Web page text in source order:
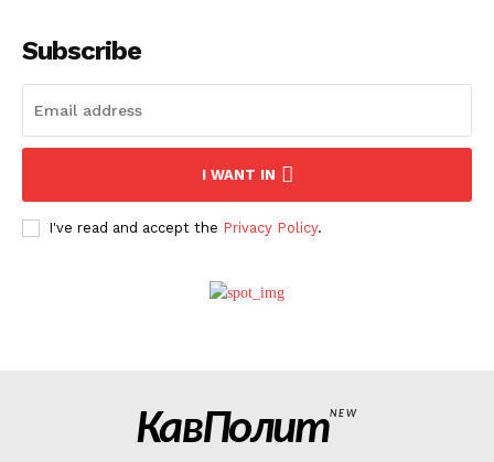
Subscribe
I WANT IN
I've read and accept the Privacy Policy.
КавПолитNEW